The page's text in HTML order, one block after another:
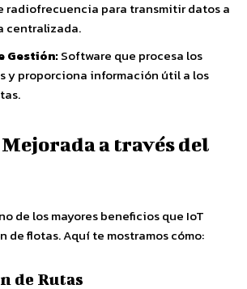
radiofrecuencia para transmitir datos a
centralizada.
Gestión:Software que procesa los
y proporciona información útil a los
a través del
de los mayores beneficios que IoT
de flotas. Aquí te mostramos cómo:
de Rutas